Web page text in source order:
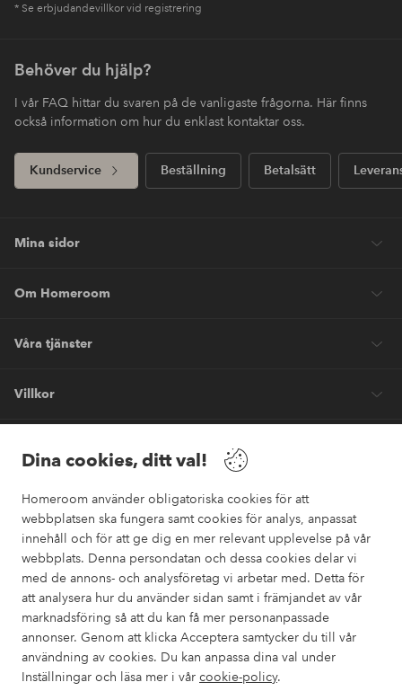
Dina cookies, ditt val!
Homeroom använder obligatoriska cookies för att
webbplatsen ska fungera samt cookies för analys, anpassat
innehåll och för att ge dig en mer relevant upplevelse på vår
webbplats. Denna persondatan och dessa cookies delar vi
med de annons- och analysföretag vi arbetar med. Detta för
att analysera hur du använder sidan samt i främjandet av vår
marknadsföring så att du kan få mer personanpassade
annonser. Genom att klicka Acceptera samtycker du till vår
användning av cookies. Du kan anpassa dina val under
Inställningar och läsa mer i vår cookie-policy.
* Se erbjudandevillkor vid registrering
Behöver du hjälp?
I vår FAQ hittar du svaren på de vanligaste frågorna. Här finns
också information om hur du enklast kontaktar oss.
Kundservice Beställning Betalsätt
Mina sidor
Om Homeroom
Våra tjänster
Villkor
Säkra betalningar
Vill du veta mer om våra betalalternativ ?
elpy